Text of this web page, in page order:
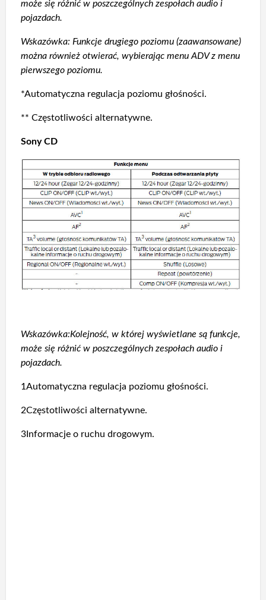
może się różnić w poszczególnych zespołach audio i
pojazdach.
Wskazówka: Funkcje drugiego poziomu (zaawansowane)
można również otwierać, wybierając menu ADV z menu
pierwszego poziomu.
*Automatyczna regulacja poziomu głośności.
** Częstotliwości alternatywne.
Sony CD
Wskazówka:Kolejność, w której wyświetlane są funkcje,
może się różnić w poszczególnych zespołach audio i
pojazdach.
1Automatyczna regulacja poziomu głośności.
2Częstotliwości alternatywne.
3Informacje o ruchu drogowym.